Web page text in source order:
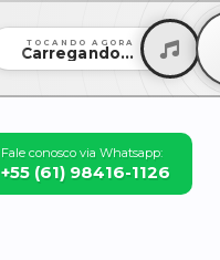
TOCANDO AGORA
Carregando...
Fale conosco via Whatsapp:
+55 (61) 98416-1126